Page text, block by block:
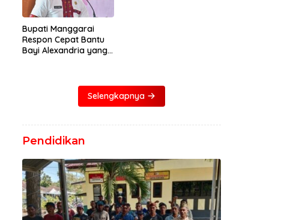
Bupati Manggarai
Respon Cepat Bantu
Bayi Alexandria yang
Selengkapnya
Pendidikan